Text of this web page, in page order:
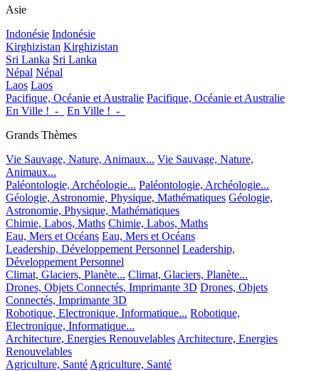
Asie
Indonésie Indonésie
Kirghizistan Kirghizistan
Sri Lanka Sri Lanka
Népal Népal
Laos Laos
Pacifique, Océanie et Australie Pacifique, Océanie et Australie
En Ville !_-_
En Ville !_-_
Grands Thèmes
Vie Sauvage, Nature, Animaux... Vie Sauvage, Nature,
Animaux...
Paléontologie, Archéologie... Paléontologie, Archéologie...
Géologie, Astronomie, Physique, Mathématiques Géologie,
Astronomie, Physique, Mathématiques
Chimie, Labos, Maths Chimie, Labos, Maths
Eau, Mers et Océans Eau, Mers et Océans
Leadership, Développement Personnel Leadership,
Développement Personnel
Climat, Glaciers, Planète... Climat, Glaciers, Planète...
Drones, Objets Connectés, Imprimante 3D Drones, Objets
Connectés, Imprimante 3D
Robotique, Electronique, Informatique... Robotique,
Electronique, Informatique...
Architecture, Energies Renouvelables Architecture, Energies
Renouvelables
Agriculture, Santé Agriculture, Santé